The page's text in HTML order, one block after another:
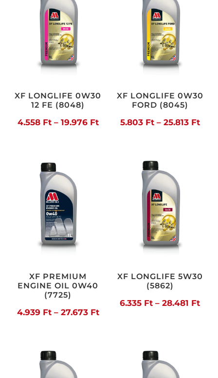
XF LONGLIFE 0W30
12 FE (8048)
4.558 Ft – 19.976 FtÁrtartomány:
XF LONGLIFE 0W30
FORD (8045)
5.803 Ft – 25.813 Ft
XF PREMIUM
ENGINE OIL 0W40
(7725)
4.939 Ft – 27.673 FtÁrtartomány:
XF LONGLIFE 5W30
(5862)
6.335 Ft – 28.481 Ft